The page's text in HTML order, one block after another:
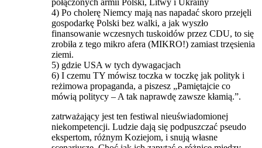
połączonych armii Polski, Litwy i Ukrainy
4) Po cholerę Niemcy mają nas napadać skoro przejęli
gospodarkę Polski bez walki, a jak wyszło
finansowanie wczesnych tuskoidów przez CDU, to się
zrobiła z tego mikro afera (MIKRO!) zamiast trzęsienia
ziemi.
5) gdzie USA w tych dywagacjach
6) I czemu TY mówisz toczka w toczkę jak polityk i
reżimowa propaganda, a piszesz „Pamiętajcie co
mówią politycy – A tak naprawdę zawsze kłamią.”.
zatrważający jest ten festiwal nieuświadomionej
niekompetencji. Ludzie dają się podpuszczać pseudo
ekspertom, różnym Koziejom, i snują własne